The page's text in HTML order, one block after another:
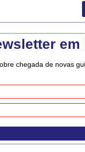
em
chegada de novas